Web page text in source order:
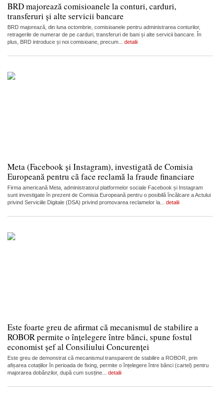
BRD majorează comisioanele la conturi, carduri,
transferuri și alte servicii bancare
BRD majorează, din luna octombrie, comisioanele pentru administrarea conturilor,
retragerile de numerar de pe carduri, transferuri de bani și alte servicii bancare. În
plus, BRD introduce și noi comisioane, precum... detalii
Meta (Facebook și Instagram), investigată de Comisia
Europeană pentru că face reclamă la fraude financiare
Firma americană Meta, administratorul platformelor sociale Facebook și Instagram
sunt investigate în prezent de Comisia Europeană pentru o posibilă încălcare a Actului
privind Serviciile Digitale (DSA) privind promovarea reclamelor la... detalii
Este foarte greu de afirmat că mecanismul de stabilire a
ROBOR permite o înțelegere între bănci, spune fostul
economist șef al Consiliului Concurenței
Este greu de demonstrat că mecanismul transparent de stabilire a ROBOR, prin
afișarea cotațiilor în perioada de fixing, permite o înțelegere între bănci (cartel) pentru
majorarea dobânzilor, după cum susține... detalii